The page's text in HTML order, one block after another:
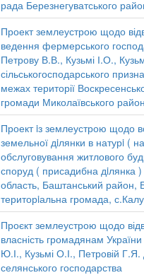
рада Березнегуватського
Проект землеустрою щодо
ведення фермерського
Петрову В.В., Кузьмі І.О.,
сільськогосподарського
межах території
громади Миколаївського
Проект iз землеустрою щодо
земельної дiлянки в натурi (
обслуговування житлового
споруд ( присадибна дiлянка
область, Баштанський район,
територiальна громада,
Проєкт землеустрою щодо
власність громадянам
Ю.І., Кузьмі О.І., Петровій
селянського господарства